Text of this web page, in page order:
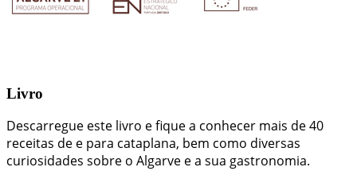
Livro
Descarregue este livro e fique a conhecer mais de 40
receitas de e para cataplana, bem como diversas
curiosidades sobre o Algarve e a sua gastronomia.